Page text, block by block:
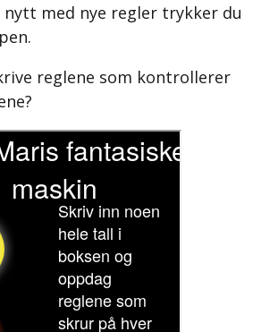
nytt med nye regler trykker du
reglene som kontrollerer